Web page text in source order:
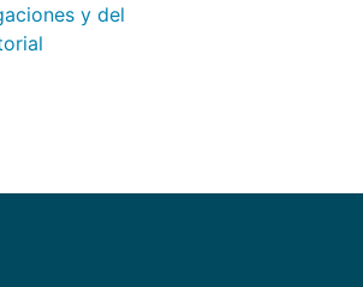
y del